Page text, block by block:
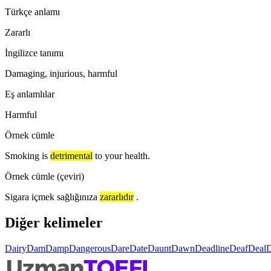
Türkçe anlamı
Zararlı
İngilizce tanımı
Damaging, injurious, harmful
Eş anlamlılar
Harmful
Örnek cümle
Smoking is detrimental to your health.
Örnek cümle (çeviri)
Sigara içmek sağlığınıza zararlıdır .
Diğer kelimeler
DairyDamDampDangerousDareDateDauntDawnDeadlineDeafDeal